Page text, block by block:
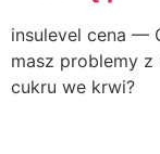
insulevel cena —
masz problemy z
cukru we krwi?